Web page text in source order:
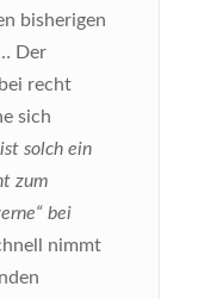
bisherigen
Der
recht
sich
solch ein
zum
bei
nimmt